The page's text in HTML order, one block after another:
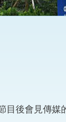
नेपाली (尼
Tiếng
我們的辦公
我們的培
後會見傳媒